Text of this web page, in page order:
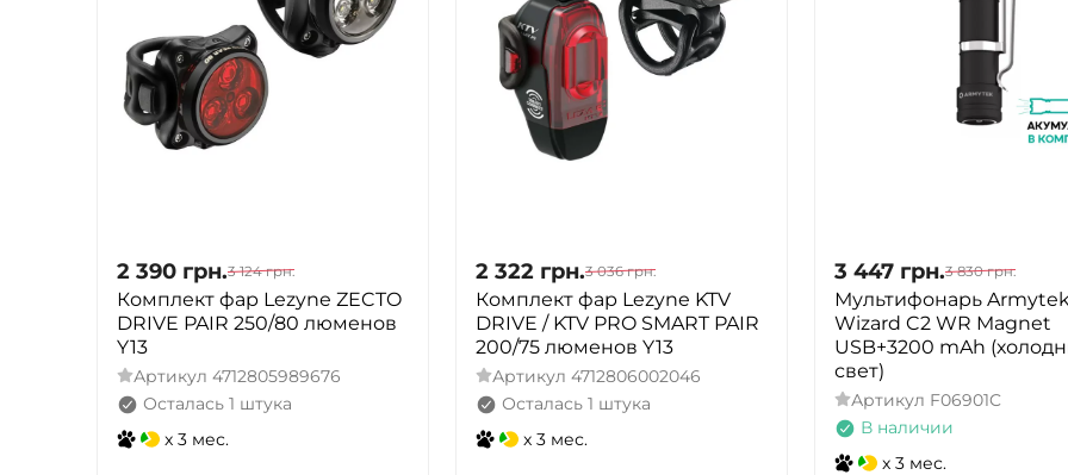
2 390 грн.3 124 грн.
Комплект фар Lezyne ZECTO
DRIVE PAIR 250/80 люменов
Y13
Артикул 4712805989676
Осталась 1 штука
x 3 мес.
2 322 грн.3 036 грн.
Комплект фар Lezyne KTV
DRIVE / KTV PRO SMART PAIR
200/75 люменов Y13
Артикул 4712806002046
Осталась 1 штука
x 3 мес.
3 447 грн.3 830 грн.
Мультифонарь Armytek
Wizard C2 WR Magnet
USB+3200 mAh
свет)
Артикул F06901C
В наличии
x 3 мес.